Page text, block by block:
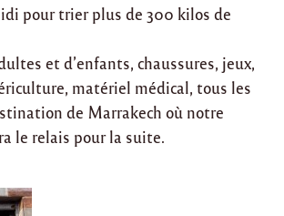
pour trier plus de 300 kilos de
et d’enfants, chaussures, jeux,
matériel médical, tous les
de Marrakech où notre
le relais pour la suite.